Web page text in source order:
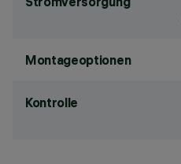
Montageoptionen
Kontrolle